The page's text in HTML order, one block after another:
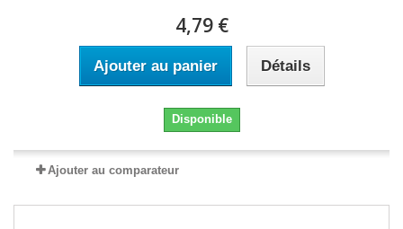
4,79 €
Ajouter au panier Détails
Disponible
Ajouter au comparateur